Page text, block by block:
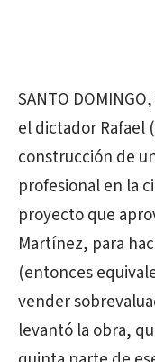
SANTO
el dictador Rafael
construcción de
profesional en la
proyecto que
Martínez, para
(entonces
vender
levantó la obra,